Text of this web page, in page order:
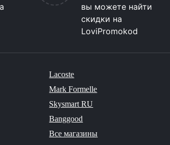
вы можете найти
скидки на
LoviPromokod
Lacoste
Mark Formelle
Skysmart RU
Banggood
Все магазины